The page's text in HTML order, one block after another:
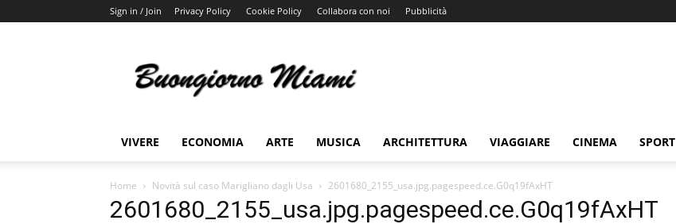
Sign in / Join Privacy Policy Cookie Policy Collabora con noi Pubblicità
Miami
VIVERE ECONOMIA ARTE MUSICA ARCHITETTURA VIAGGIARE CINEMA SPORT
Home Novità sul caso Marigliano dagli Usa 2601680_2155_usa.jpg.pagespeed.ce.G0q19fAxHT
2601680_2155_usa.jpg.pagespeed.ce.G0q19fAxHT